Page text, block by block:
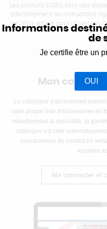
Informations
de
Je certifie être un
OUI
Les produits STERIS sont des
attentivement les instructions
sur l’étiquetage pour utiliser ces
Mon
Le catalogue d'accessoires
votre propre liste d'accessoires en
sélectionnant la spécialité, la
catalogue est créé
coordonnées de contact en
requises
Me connecter et